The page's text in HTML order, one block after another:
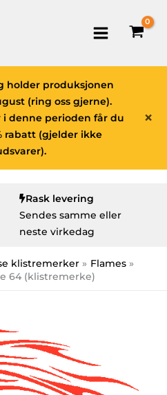
×
holder produksjonen
(ring oss gjerne).
i denne perioden får du
rabatt (gjelder ikke
Rask levering
Sendes samme eller
neste virkedag
klistremerker
Flames
64 (klistremerke)